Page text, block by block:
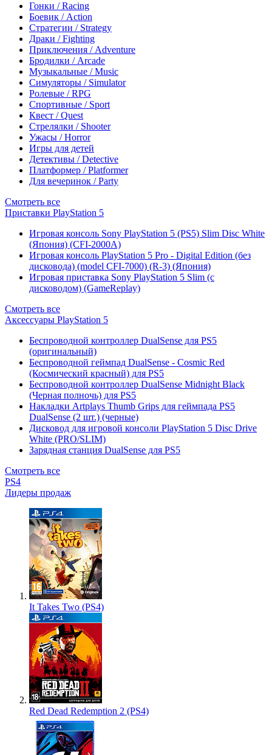
Гонки / Racing
Боевик / Action
Стратегии / Strategy
Драки / Fighting
Приключения / Adventure
Бродилки / Arcade
Музыкальные / Music
Симуляторы / Simulator
Ролевые / RPG
Спортивные / Sport
Квест / Quest
Стрелялки / Shooter
Ужасы / Horror
Игры для детей
Детективы / Detective
Платформер / Platformer
Для вечеринок / Party
Смотреть все
Приставки PlayStation 5
Игровая консоль Sony PlayStation 5 (PS5) Slim Disc White
(Япония) (CFI-2000A)
Игровая консоль PlayStation 5 Pro - Digital Edition (без
дисковода) (model CFI-7000) (R-3) (Япония)
Игровая приставка Sony PlayStation 5 Slim (с
дисководом) (GameReplay)
Смотреть все
Аксессуары PlayStation 5
Беспроводной контроллер DualSense для PS5
(оригинальный)
Беспроводной геймпад DualSense - Cosmic Red
(Космический красный) для PS5
Беспроводной контроллер DualSense Midnight Black
(Черная полночь) для PS5
Накладки Artplays Thumb Grips для геймпада PS5
DualSense (2 шт.) (черные)
Дисковод для игровой консоли PlayStation 5 Disc Drive
White (PRO/SLIM)
Зарядная станция DualSense для PS5
Смотреть все
PS4
Лидеры продаж
It Takes Two (PS4)
Red Dead Redemption 2 (PS4)